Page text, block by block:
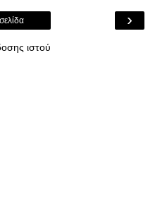
›
ιστού